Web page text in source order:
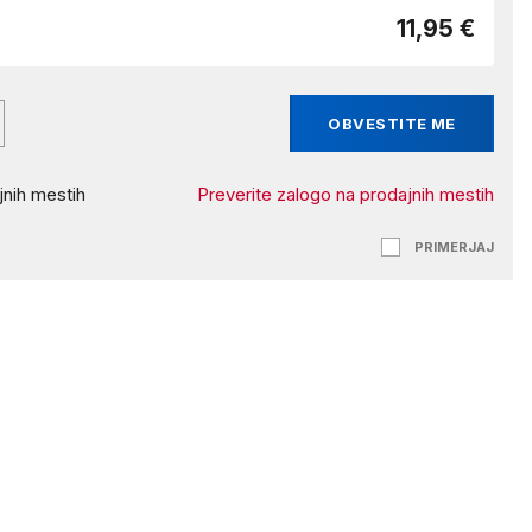
11,95 €
OBVESTITE ME
mestih Preverite zalogo na prodajnih mestih
PRIMERJAJ